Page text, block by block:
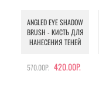
ANGLED EYE SHADOW
BRUSH - КИСТЬ ДЛЯ
НАНЕСЕНИЯ ТЕНЕЙ
570.00Р. 420.00Р.